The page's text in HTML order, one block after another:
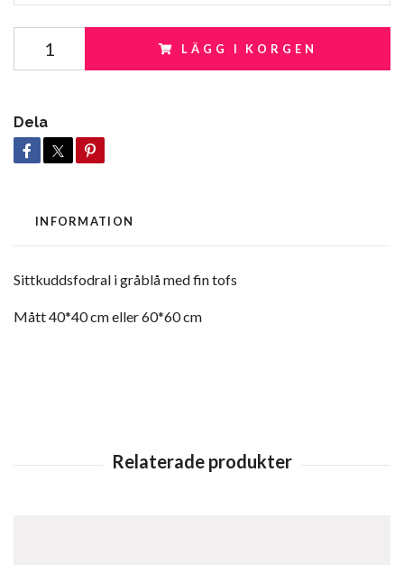
LÄGG I KORGEN
Dela
INFORMATION
Sittkuddsfodral i gråblå med fin tofs
Mått 40*40 cm eller 60*60 cm